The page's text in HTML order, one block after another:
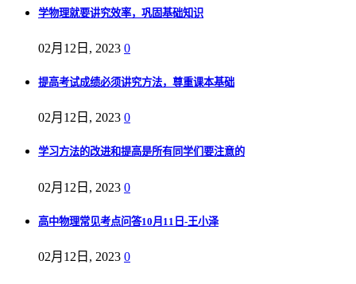
学物理就要讲究效率，巩固基础知识
02月12日, 2023 0
提高考试成绩必须讲究方法，尊重课本基础
02月12日, 2023 0
学习方法的改进和提高是所有同学们要注意的
02月12日, 2023 0
高中物理常见考点问答10月11日-王小泽
02月12日, 2023 0